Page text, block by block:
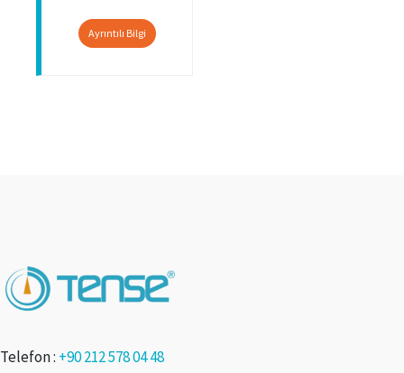
Ayrıntılı Bilgi
Telefon : +90 212 578 04 48